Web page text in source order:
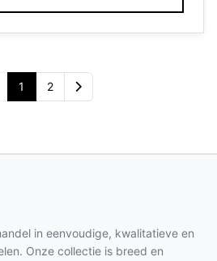
1 2
in eenvoudige, kwalitatieve en
Onze collectie is breed en